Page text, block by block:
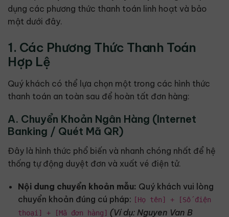
dụng các phương thức thanh toán linh hoạt và bảo
mật dưới đây.
1. Các Phương Thức Thanh Toán
Hợp Lệ
Quý khách có thể lựa chọn một trong các hình thức
thanh toán an toàn sau để hoàn tất đơn hàng:
A. Chuyển Khoản Ngân Hàng (Internet
Banking / Quét Mã QR)
Đây là hình thức phổ biến và nhanh chóng nhất để hệ
thống tự động duyệt đơn và xuất vé điện tử.
Nội dung chuyển khoản mẫu: Quý khách vui lòng
chuyển khoản đúng cú pháp: [Họ tên] + [Số điện
thoại] + [Mã đơn hàng] (Ví dụ: Nguyen Van B